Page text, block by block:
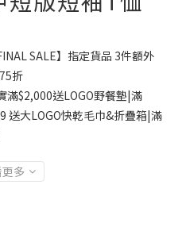
SALE】指定貨品 3件額外
折
滿$2,000送LOGO野餐墊|滿
送大LOGO快乾毛巾&折疊箱|滿
多